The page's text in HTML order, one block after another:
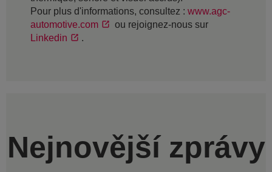
Pour plus d'informations, consultez : www.agc-
automotive.com
ou rejoignez-nous sur
Linkedin
.
Nejnovější zprávy